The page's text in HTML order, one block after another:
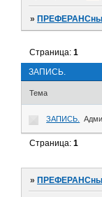
»
ЗАПИСЬ.
Страница:1
Тема
ЗАПИСЬ.
Страница:1
»